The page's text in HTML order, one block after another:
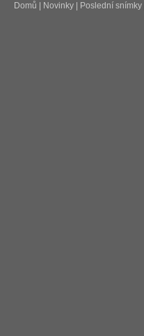
Domů Novinky| Poslední snímky|